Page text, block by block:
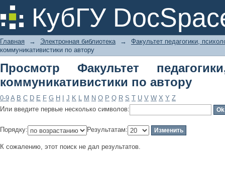
КубГУ
Просмотр Факультет
автору
Главная → Электронная библиотека →
Факультет педагогики,
коммуникативистики по автору
Просмотр Факультет
коммуникативистики по автору
0-9 A B C D E F G H J K L M N O P Q R S T U V W X Y Z
Или введите первые несколько символов:
Порядку: Результатам:
К сожалению, этот поиск не дал результатов.